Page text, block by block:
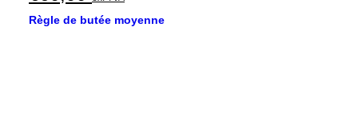
Règle de butée moyenne